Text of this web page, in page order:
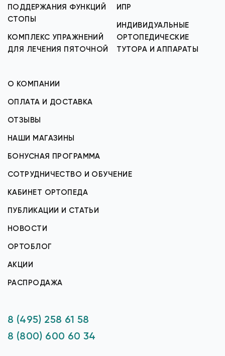
ПОДДЕРЖАНИЯ ФУНКЦИЙ
СТОПЫ
КОМПЛЕКС УПРАЖНЕНИЙ
ДЛЯ ЛЕЧЕНИЯ ПЯТОЧНОЙ
ИПР
ИНДИВИДУАЛЬНЫЕ
ОРТОПЕДИЧЕСКИЕ
ТУТОРА И АППАРАТЫ
О КОМПАНИИ
ОПЛАТА И ДОСТАВКА
ОТЗЫВЫ
НАШИ МАГАЗИНЫ
БОНУСНАЯ ПРОГРАММА
СОТРУДНИЧЕСТВО И ОБУЧЕНИЕ
КАБИНЕТ ОРТОПЕДА
ПУБЛИКАЦИИ И СТАТЬИ
НОВОСТИ
ОРТОБЛОГ
АКЦИИ
РАСПРОДАЖА
8 (495) 258 61 58
8 (800) 600 60 34